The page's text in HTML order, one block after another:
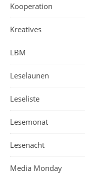
Kooperation
Kreatives
LBM
Leselaunen
Leseliste
Lesemonat
Lesenacht
Media Monday